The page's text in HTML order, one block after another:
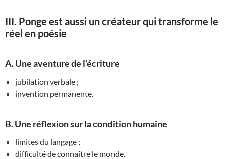
III. Ponge est aussi un créateur qui transforme le
réel en poésie
A. Une aventure de l’écriture
jubilation verbale ;
invention permanente.
B. Une réflexion sur la condition humaine
limites du langage ;
difficulté de connaître le monde.